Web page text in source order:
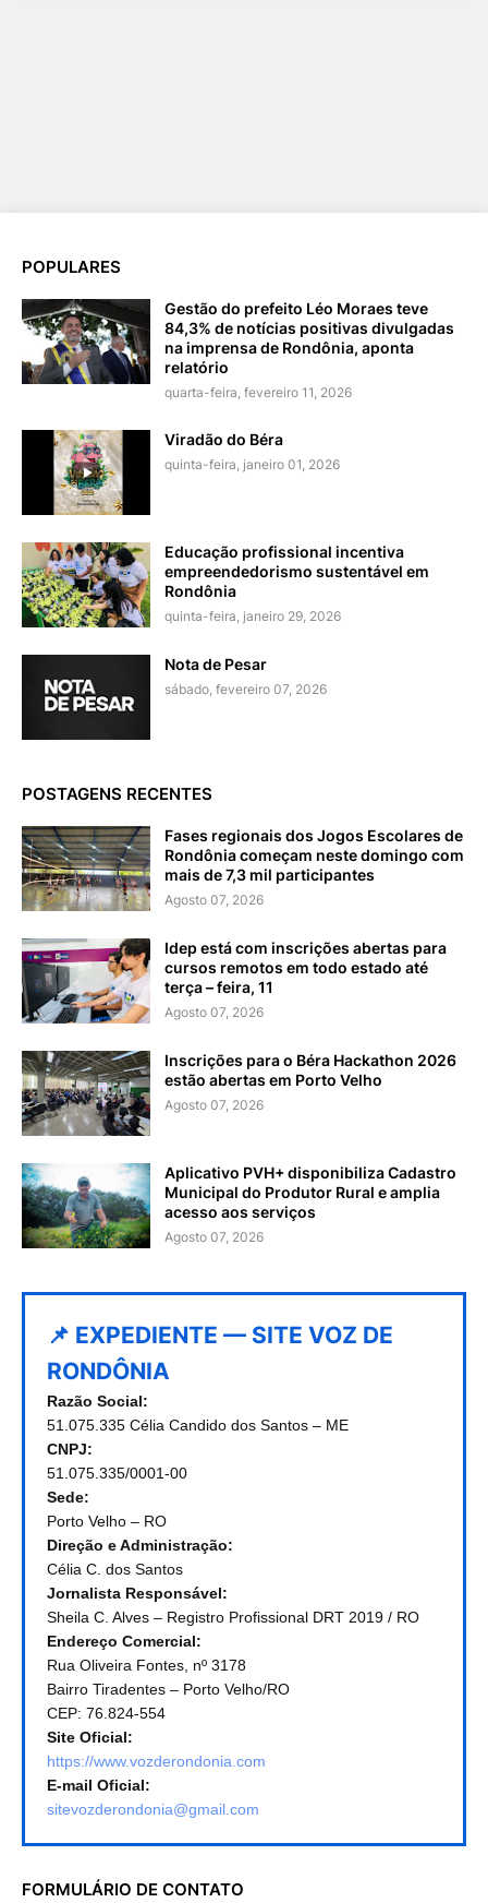
POPULARES
Gestão do prefeito Léo Moraes teve
84,3% de notícias positivas divulgadas
na imprensa de Rondônia, aponta
relatório
quarta-feira, fevereiro 11, 2026
Viradão do Béra
quinta-feira, janeiro 01, 2026
Educação profissional incentiva
empreendedorismo sustentável em
Rondônia
quinta-feira, janeiro 29, 2026
Nota de Pesar
sábado, fevereiro 07, 2026
POSTAGENS RECENTES
Fases regionais dos Jogos Escolares de
Rondônia começam neste domingo com
mais de 7,3 mil participantes
Agosto 07, 2026
Idep está com inscrições abertas para
cursos remotos em todo estado até
terça – feira, 11
Agosto 07, 2026
Inscrições para o Béra Hackathon 2026
estão abertas em Porto Velho
Agosto 07, 2026
Aplicativo PVH+ disponibiliza Cadastro
Municipal do Produtor Rural e amplia
acesso aos serviços
Agosto 07, 2026
📌 EXPEDIENTE — SITE VOZ DE
RONDÔNIA
Razão Social:
51.075.335 Célia Candido dos Santos – ME
CNPJ:
51.075.335/0001-00
Sede:
Porto Velho – RO
Direção e Administração:
Célia C. dos Santos
Jornalista Responsável:
Sheila C. Alves – Registro Profissional DRT 2019 / RO
Endereço Comercial:
Rua Oliveira Fontes, nº 3178
Bairro Tiradentes – Porto Velho/RO
CEP: 76.824-554
Site Oficial:
https://www.vozderondonia.com
E-mail Oficial:
sitevozderondonia@gmail.com
FORMULÁRIO DE CONTATO